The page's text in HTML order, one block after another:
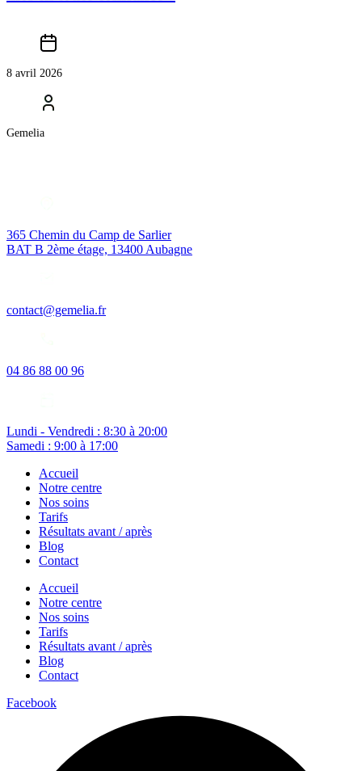
8 avril 2026
Gemelia
365 Chemin du Camp de Sarlier
BAT B 2ème étage, 13400 Aubagne
contact@gemelia.fr
04 86 88 00 96
Lundi - Vendredi : 8:30 à 20:00
Samedi : 9:00 à 17:00
Accueil
Notre centre
Nos soins
Tarifs
Résultats avant / après
Blog
Contact
Accueil
Notre centre
Nos soins
Tarifs
Résultats avant / après
Blog
Contact
Facebook